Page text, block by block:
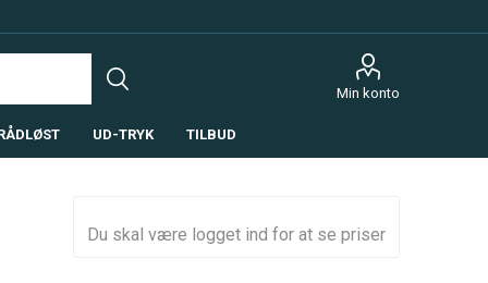
Min konto
UD-TRYK TILBUD
Du skal være logget ind for at se priser